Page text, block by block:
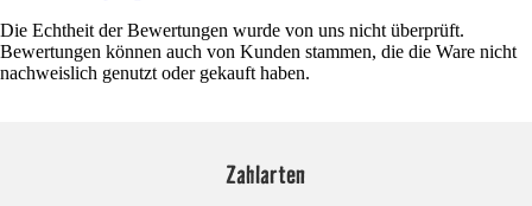
Die Echtheit der Bewertungen wurde von uns nicht überprüft.
Bewertungen können auch von Kunden stammen, die die Ware nicht
nachweislich genutzt oder gekauft haben.
Zahlarten